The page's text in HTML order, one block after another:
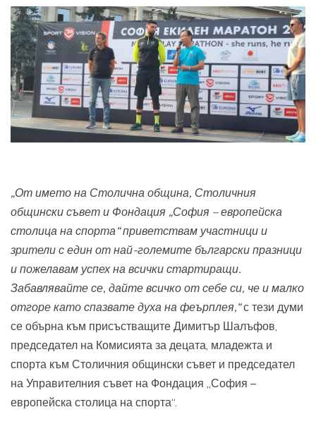
„От името на Столична община, Столичния
общински съвет и Фондация „София – европейска
столица на спорта“ приветствам участници и
зрители с един от най-големите български празници
и пожелавам успех на всички стартиращи.
Забавлявайте се, дайте всичко от себе си, че и малко
отгоре като спазвате духа на феърплея,“с тези думи
се обърна към присъстващите Димитър Шалъфов,
председател на Комисията за децата, младежта и
спорта към Столичния общински съвет и председател
на Управителния съвет на Фондация „София –
европейска столица на спорта“.